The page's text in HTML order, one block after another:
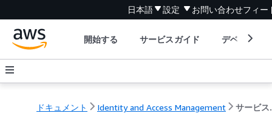
日本語 設定 お問い合わせフィー
開始する サービスガイド デベロッパ
ドキュメント Identity and Access Management サ